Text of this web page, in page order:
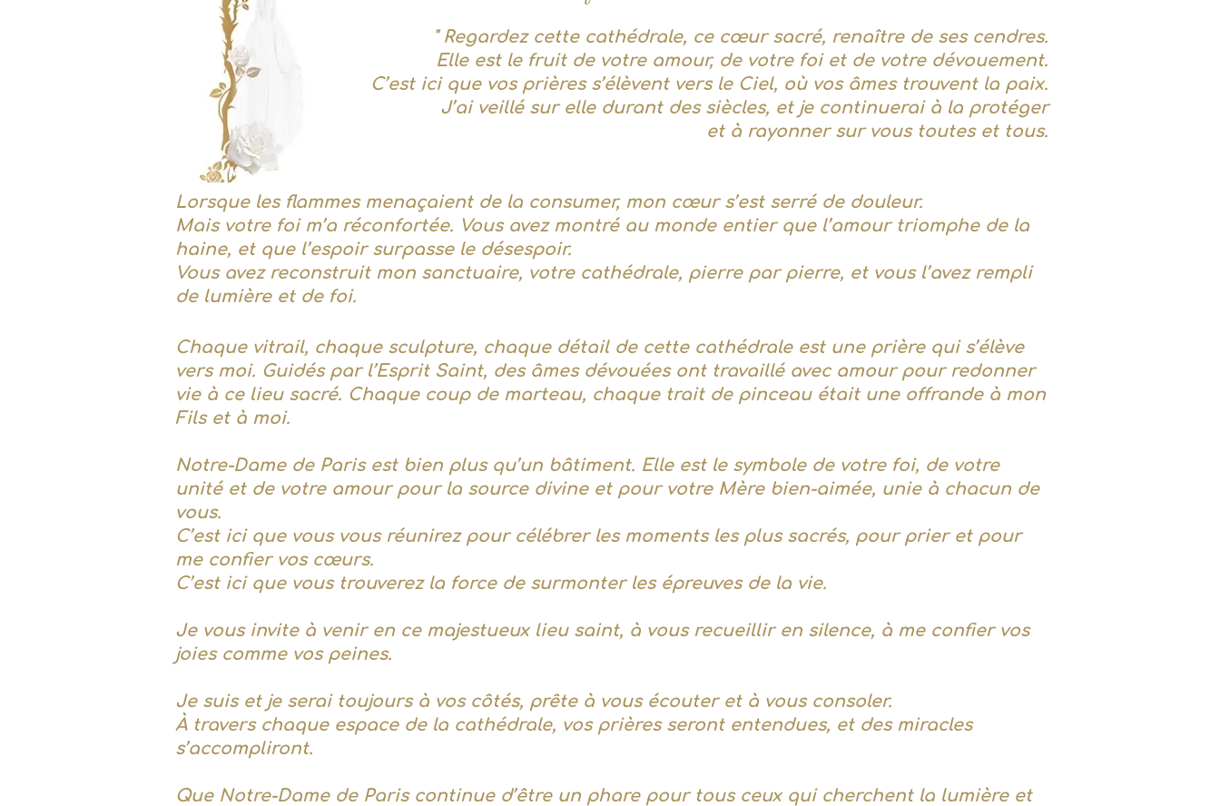
" Regardez cette cathédrale, ce cœur sacré, renaître de ses cendres.
Elle est le fruit de votre amour, de votre foi et de votre dévouement.
C’est ici que vos prières s’élèvent vers le Ciel, où vos âmes trouvent la paix.
J’ai veillé sur elle durant des siècles, et je continuerai à la protéger
et à rayonner sur vous toutes et tous.
Lorsque les flammes menaçaient de la consumer, mon cœur s’est serré de douleur.
Mais votre foi m’a réconfortée. Vous avez montré au monde entier que l’amour triomphe de la
haine, et que l’espoir surpasse le désespoir.
Vous avez reconstruit mon sanctuaire, votre cathédrale, pierre par pierre, et vous l’avez rempli
de lumière et de foi.
Chaque vitrail, chaque sculpture, chaque détail de cette cathédrale est une prière qui s’élève
vers moi. Guidés par l’Esprit Saint, des âmes dévouées ont travaillé avec amour pour redonner
vie à ce lieu sacré. Chaque coup de marteau, chaque trait de pinceau était une offrande à mon
Fils et à moi.
Notre-Dame de Paris est bien plus qu’un bâtiment. Elle est le symbole de votre foi, de votre
unité et de votre amour pour la source divine et pour votre Mère bien-aimée, unie à chacun de
vous.
C’est ici que vous vous réunirez pour célébrer les moments les plus sacrés, pour prier et pour
me confier vos cœurs.
C’est ici que vous trouverez la force de surmonter les épreuves de la vie.
Je vous invite à venir en ce majestueux lieu saint, à vous recueillir en silence, à me confier vos
joies comme vos peines.
Je suis et je serai toujours à vos côtés, prête à vous écouter et à vous consoler.
À travers chaque espace de la cathédrale, vos prières seront entendues, et des miracles
s’accompliront.
Que Notre-Dame de Paris continue d’être un phare pour tous ceux qui cherchent la lumière et